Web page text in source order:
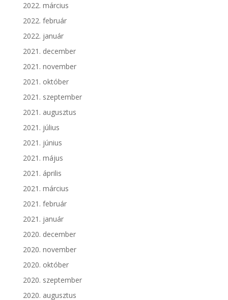
2022. március
2022. február
2022. január
2021. december
2021. november
2021. október
2021. szeptember
2021. augusztus
2021. július
2021. június
2021. május
2021. április
2021. március
2021. február
2021. január
2020. december
2020. november
2020. október
2020. szeptember
2020. augusztus